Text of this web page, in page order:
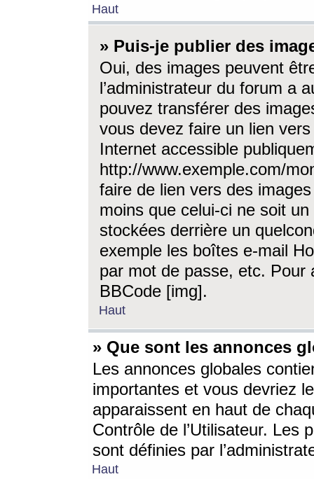
Haut
» Puis-je publier des
Oui, des images peuvent
l’administrateur du forum a
pouvez transférer des
vous devez faire un lien
Internet accessible
http://www.exemple.com/
faire de lien vers des
moins que celui-ci ne soit
stockées derrière un
exemple les boîtes e-mail
par mot de passe, etc. Pour
BBCode [img].
Haut
» Que sont les annonces
Les annonces globales
importantes et vous devriez
apparaissent en haut de
Contrôle de l’Utilisateur. Les
sont définies par
Haut